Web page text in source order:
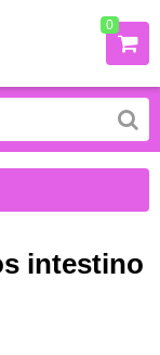
0
intestino